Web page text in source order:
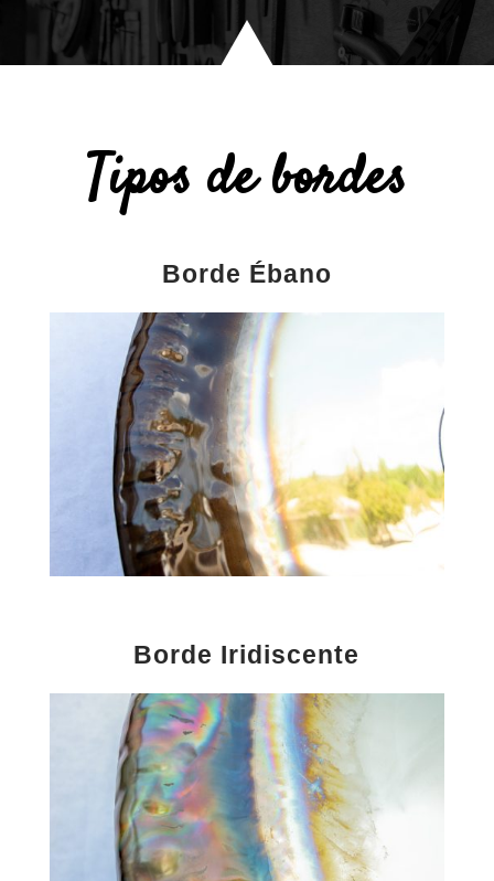
Tipos de bordes
Borde Ébano
Borde Iridiscente